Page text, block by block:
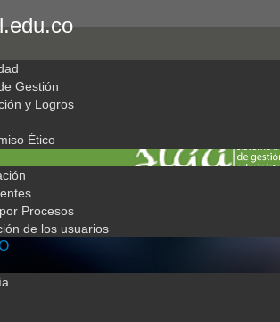
Gestión
y Logros
Ético
Procesos
de los usuarios